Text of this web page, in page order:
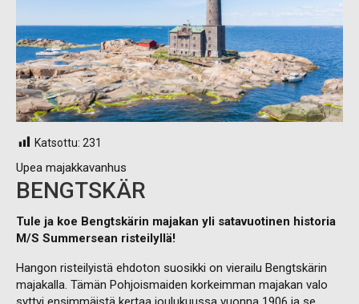
Katsottu: 231
Upea majakkavanhus
BENGTSKÄR
Tule ja koe Bengtskärin majakan yli satavuotinen historia
M/S Summersean risteilyllä!
Hangon risteilyistä ehdoton suosikki on vierailu Bengtskärin
majakalla. Tämän Pohjoismaiden korkeimman majakan valo